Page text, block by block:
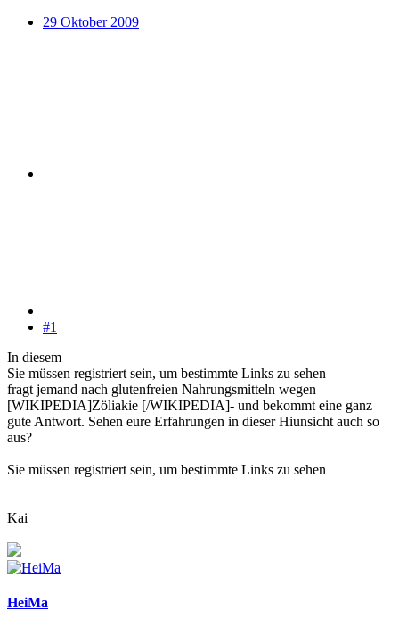
29 Oktober 2009
#1
In diesem
Sie müssen registriert sein, um bestimmte Links zu sehen
fragt jemand nach glutenfreien Nahrungsmitteln wegen
[WIKIPEDIA]Zöliakie [/WIKIPEDIA]- und bekommt eine ganz
gute Antwort. Sehen eure Erfahrungen in dieser Hiunsicht auch so
aus?
Sie müssen registriert sein, um bestimmte Links zu sehen
Kai
HeiMa